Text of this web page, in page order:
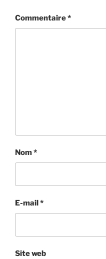
Commentaire*
Nom*
E-mail*
Site web